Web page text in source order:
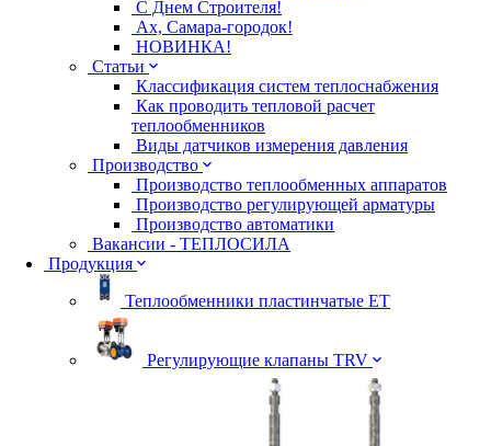
С Днем Строителя!
Ах, Самара-городок!
НОВИНКА!
Статьи
Классификация систем теплоснабжения
Как проводить тепловой расчет
теплообменников
Виды датчиков измерения давления
Производство
Производство теплообменных аппаратов
Производство регулирующей арматуры
Производство автоматики
Вакансии - ТЕПЛОСИЛА
Продукция
Теплообменники пластинчатые ЕТ
Регулирующие клапаны TRV